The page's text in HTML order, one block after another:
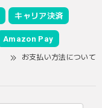
キャリア決済
Amazon Pay
お支払い方法について